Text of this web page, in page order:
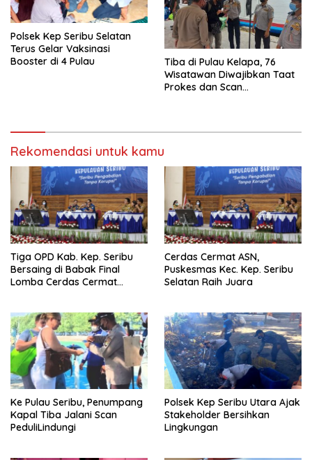
Polsek Kep Seribu Selatan
Terus Gelar Vaksinasi
Booster di 4 Pulau
Tiba di Pulau Kelapa, 76
Wisatawan Diwajibkan Taat
Prokes dan Scan
Rekomendasi untuk kamu
Tiga OPD Kab. Kep. Seribu
Bersaing di Babak Final
Lomba Cerdas Cermat
Cerdas Cermat ASN,
Puskesmas Kec. Kep. Seribu
Selatan Raih Juara
Ke Pulau Seribu, Penumpang
Kapal Tiba Jalani Scan
PeduliLindungi
Polsek Kep Seribu Utara Ajak
Stakeholder Bersihkan
Lingkungan